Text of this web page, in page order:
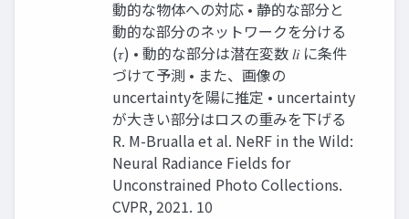
動的な物体への対応 • 静的な部分と
動的な部分のネットワークを分ける
(𝜏) • 動的な部分は潜在変数 𝑙𝑖 に条件
づけて予測 • また、画像の
uncertaintyを陽に推定 • uncertainty
が大きい部分はロスの重みを下げる
R. M-Brualla et al. NeRF in the Wild:
Neural Radiance Fields for
Unconstrained Photo Collections.
CVPR, 2021. 10